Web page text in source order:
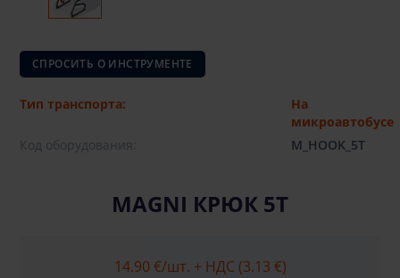
СПРОСИТЬ О ИНСТРУМЕНТЕ
Тип транспорта:
На
микроавтобусе
Код оборудования:
M_HOOK_5T
MAGNI КРЮК 5Т
14.90 €/шт. + НДС (3.13 €)